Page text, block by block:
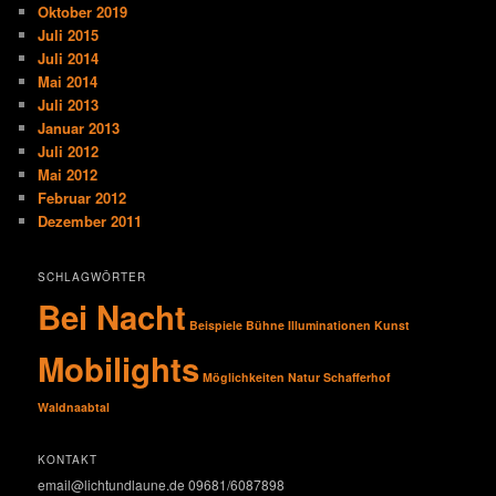
Oktober 2019
Juli 2015
Juli 2014
Mai 2014
Juli 2013
Januar 2013
Juli 2012
Mai 2012
Februar 2012
Dezember 2011
SCHLAGWÖRTER
Bei Nacht Beispiele Bühne Illuminationen Kunst
Mobilights Möglichkeiten Natur Schafferhof
Waldnaabtal
KONTAKT
email@lichtundlaune.de 09681/6087898